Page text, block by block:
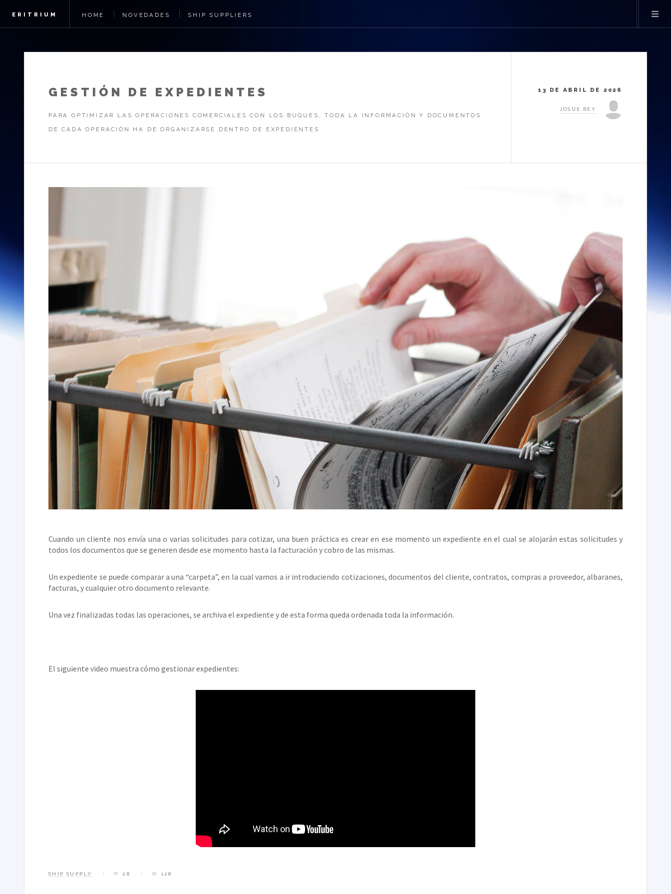
ERITRIUM HOME NOVEDADES SHIP SUPPLIERS
GESTIÓN DE EXPEDIENTES
PARA OPTIMIZAR LAS OPERACIONES COMERCIALES CON LOS BUQUES, TODA LA INFORMACIÓN Y DOCUMENTOS
DE CADA OPERACIÓN HA DE ORGANIZARSE DENTRO DE EXPEDIENTES
13 DE ABRIL DE 2026
JOSUE REY
Cuando un cliente nos envía una o varias solicitudes para cotizar, una buen práctica es crear en ese momento un expediente en el cual se alojarán estas solicitudes y
todos los documentos que se generen desde ese momento hasta la facturación y cobro de las mismas.
Un expediente se puede comparar a una “carpeta”, en la cual vamos a ir introduciendo cotizaciones, documentos del cliente, contratos, compras a proveedor, albaranes,
facturas, y cualquier otro documento relevante.
Una vez finalizadas todas las operaciones, se archiva el expediente y de esta forma queda ordenada toda la información.
El siguiente video muestra cómo gestionar expedientes:
SHIP SUPPLY 28 128